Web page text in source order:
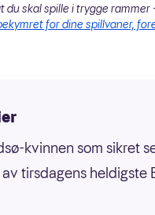
du skal spille i trygge
for dine spillvaner,
kvinnen som sikret
tirsdagens heldigste